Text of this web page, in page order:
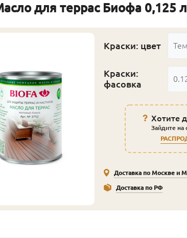
для террас Биофа 0,125
Краски: цвет
Краски:
фасовка
Хотите
Зайдите на
Доставка по Москве и
Доставка по РФ